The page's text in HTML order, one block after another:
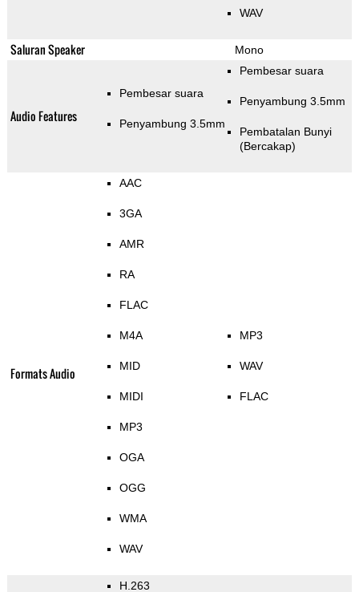
WAV
Saluran Speaker Mono
Audio Features
Pembesar suara
Penyambung 3.5mm
Pembesar suara
Penyambung 3.5mm
Pembatalan Bunyi
(Bercakap)
Formats Audio
AAC
3GA
AMR
RA
FLAC
M4A
MID
MIDI
MP3
OGA
OGG
WMA
WAV
MP3
WAV
FLAC
H.263